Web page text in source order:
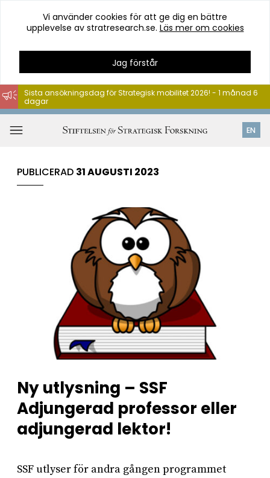
Hoppa
till
innehåll
Vi använder cookies för att ge dig en bättre
upplevelse av stratresearch.se. Läs mer om cookies
Jag förstår
EN
Sista ansökningsdag för Strategisk mobilitet 2026! - 1 månad 6
dagar
PUBLICERAD 31 AUGUSTI 2023
Ny utlysning – SSF
Adjungerad professor eller
adjungerad lektor!
SSF utlyser för andra gången programmet